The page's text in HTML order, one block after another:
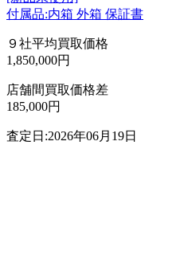
付属品:内箱 外箱 保証書
９社平均買取価格
1,850,000円
店舗間買取価格差
185,000円
査定日:2026年06月19日